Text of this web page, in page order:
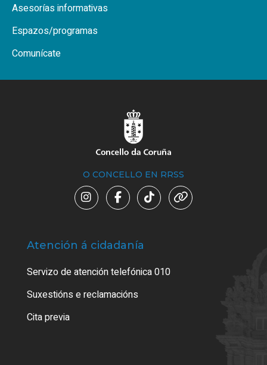
Asesorías informativas
Espazos/programas
Comunícate
O CONCELLO EN RRSS
Atención á cidadanía
Servizo de atención telefónica 010
Suxestións e reclamacións
Cita previa